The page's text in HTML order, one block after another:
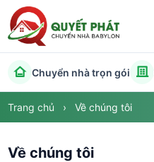
Chuyển nhà trọn gói
Trang chủ › Về chúng tôi
Về chúng tôi